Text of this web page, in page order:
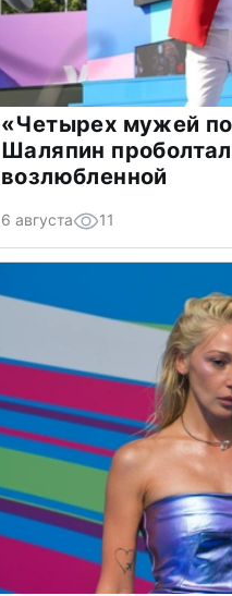
«Четырех мужей
Шаляпин
возлюбленной
6 августа 11